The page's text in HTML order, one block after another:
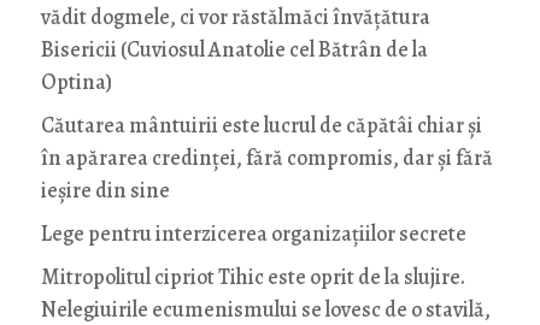
vădit dogmele, ci vor răstălmăci învățătura
Bisericii (Cuviosul Anatolie cel Bătrân de la
Optina)
Căutarea mântuirii este lucrul de căpătâi chiar și
în apărarea credinței, fără compromis, dar și fără
ieșire din sine
Lege pentru interzicerea organizaţiilor secrete
Mitropolitul cipriot Tihic este oprit de la slujire.
Nelegiuirile ecumenismului se lovesc de o stavilă,